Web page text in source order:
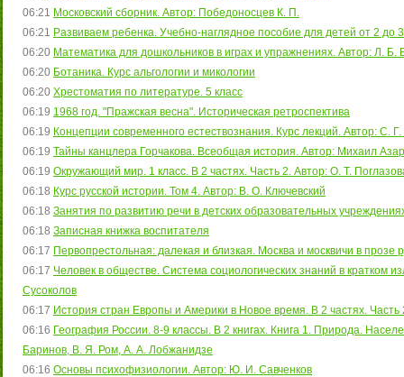
06:21 Московский сборник. Автор: Победоносцев К. П.
06:21 Развиваем ребенка. Учебно-наглядное пособие для детей от 2 до
06:20 Математика для дошкольников в играх и упражнениях. Автор: Л.
06:20 Ботаника. Курс альгологии и микологии
06:20 Хрестоматия по литературе. 5 класс
06:19 1968 год. "Пражская весна". Историческая ретроспектива
06:19 Концепции современного естествознания. Курс лекций. Автор: С.
06:19 Тайны канцлера Горчакова. Всеобщая история. Автор: Михаил
06:19 Окружающий мир. 1 класс. В 2 частях. Часть 2. Автор: О. Т.
06:18 Курс русской истории. Том 4. Автор: В. О. Ключевский
06:18 Занятия по развитию речи в детских образовательных
06:18 Записная книжка воспитателя
06:17 Первопрестольная: далекая и близкая. Москва и москвичи в прозе
06:17 Человек в обществе. Система социологических знаний в кратком
Сусоколов
06:17 История стран Европы и Америки в Новое время. В 2 частях. Часть
06:16 География России. 8-9 классы. В 2 книгах. Книга 1. Природа.
Баринов, В. Я. Ром, А. А. Лобжанидзе
06:16 Основы психофизиологии. Автор: Ю. И. Савченков